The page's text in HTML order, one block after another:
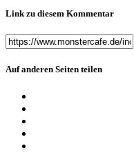
Link zu diesem Kommentar
Auf anderen Seiten teilen